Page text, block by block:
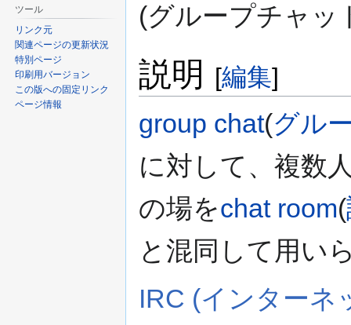
シ
に
移
動(グループチャッ
説明 [編集]
group chat(グル
に対して、複数
の場をchat room(
と混同して用い
IRC (インターネ
ツール
リンク元
関連ページの更新状況
特別ページ
印刷用バージョン
この版への固定リンク
ページ情報